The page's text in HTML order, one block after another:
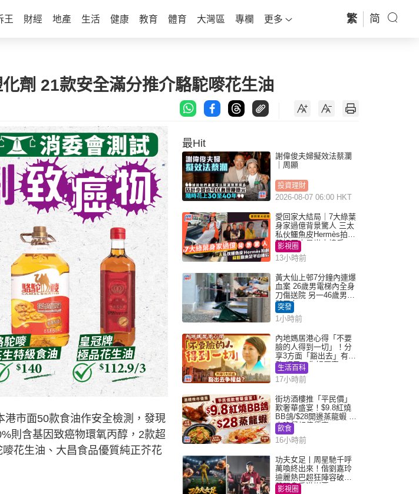
王 財經 地產 生活 健康 教育 體育 大灣區 專欄 更多 繁 简
劑 21款安全滿分推介駱駝嘜花生油
市面50款食油作安全檢測，發現
則含基因致癌物環氧丙醇，2款超
花生油、大昌食品優質純正芥花
最Hit
謝偉俊夫婦擬效法蔡瀾
｜周顯
投資理財
2026-08-07 06:00 HKT
愛回家大結局｜7大綠葉
身家過億背景驚人 三太
私伙鱷魚皮Hermès拍劇
蘇姐原來是半山樓后
影視圈
13小時前
黃大仙上邨7分鐘內連爆
血案 26歲男電梯內全身
刀傷送院 另一46歲男倒
斃平台
突發
1小時前
內地媽居港心得「不要
臉的人得到一切」！分
享3方面「豁出去」有著
數 網民：你好厲害
生活百科
17小時前
街坊酒樓推「平民價」
歎奢華盛宴！$9.8紅燒
BB鴿/$28開邊蒸龍蝦 3
大晚餐超值優惠
飲食
16小時前
功夫女足丨周星馳千呼
萬喚終出來！偕劉嘉玲
迪麗熱巴超狂陣容破天
荒現身香港謝票
影視圈